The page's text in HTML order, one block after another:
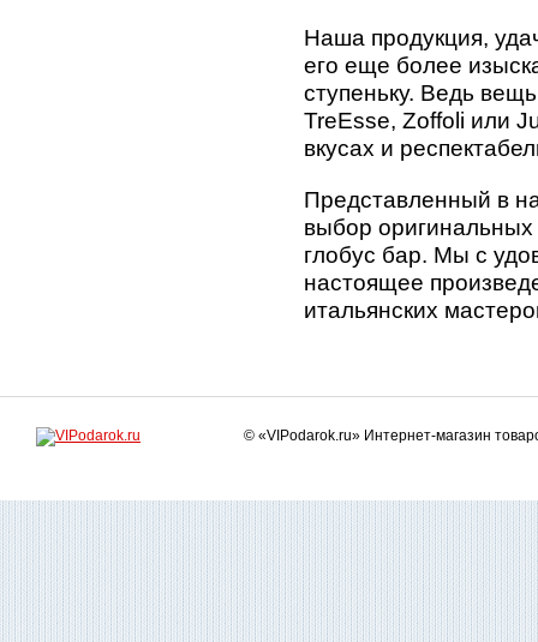
Наша продукция,
его еще более
ступеньку. Ведь
TreEsse, Zoffoli или
вкусах и
Представленный в
выбор оригинальных
глобус бар. Мы с
настоящее
итальянских
© «VIPodarok.ru» Интернет-магазин